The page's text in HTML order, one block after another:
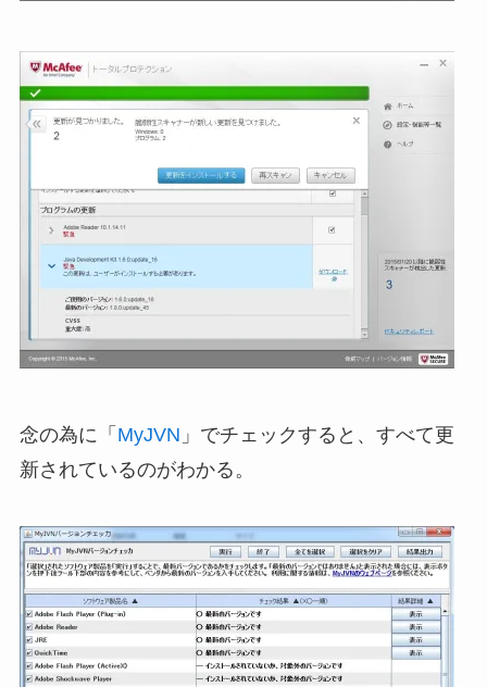
念の為に「 MyJVN 」でチェックすると、すべて更
新されているのがわかる。